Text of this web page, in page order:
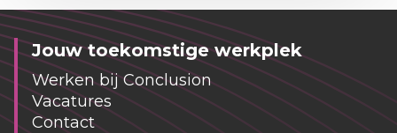
Jouw toekomstige werkplek
Werken bij Conclusion
Vacatures
Contact